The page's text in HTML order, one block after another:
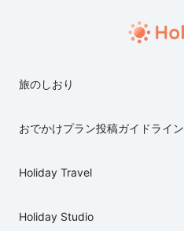
旅のしおり
おでかけプラン投稿ガイドライン
Holiday Travel
Holiday Studio